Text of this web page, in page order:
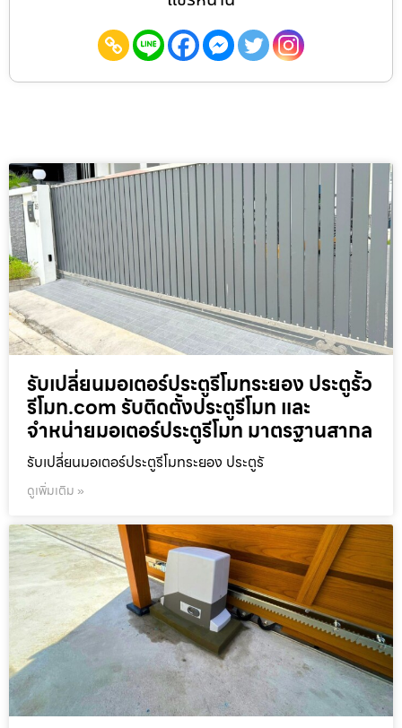
รับเปลี่ยนมอเตอร์ประตูรีโมทระยอง ประตูรั้ว
รีโมท.com รับติดตั้งประตูรีโมท และ
จำหน่ายมอเตอร์ประตูรีโมท มาตรฐานสากล
รับเปลี่ยนมอเตอร์ประตูรีโมทระยอง ประตูรั
ดูเพิ่มเติม »